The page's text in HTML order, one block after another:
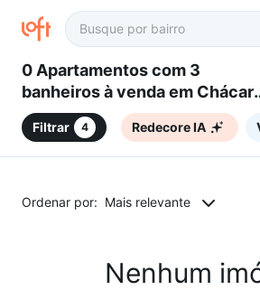
0 Apartamentos com 3
banheiros à venda em Chácara
Santa Letícia, Campinas, SP
Filtrar 4 Redecore IA
Ordenar por: Mais relevante
Nenhum